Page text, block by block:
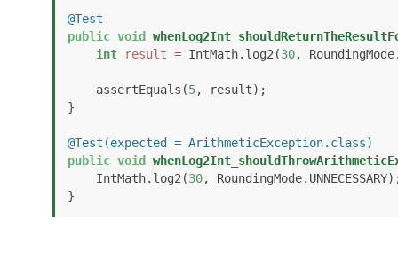
@Test
public void
int
result = IntMath.log2(30,
    assertEquals(
5, result);
}
@Test(expected = ArithmeticException.class)
public void
    IntMath.log2(
30,
}